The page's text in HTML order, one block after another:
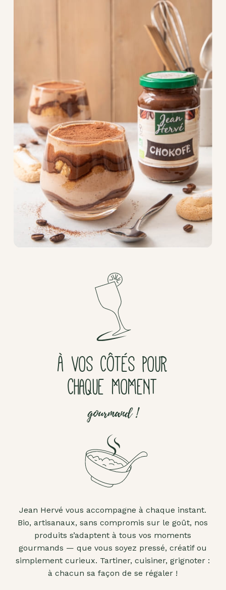
À VOS CÔTÉS POUR
CHAQUE MOMENT
gourmand !
Jean Hervé vous accompagne à chaque instant.
Bio, artisanaux, sans compromis sur le goût, nos
produits s’adaptent à tous vos moments
gourmands — que vous soyez pressé, créatif ou
simplement curieux. Tartiner, cuisiner, grignoter :
à chacun sa façon de se régaler !